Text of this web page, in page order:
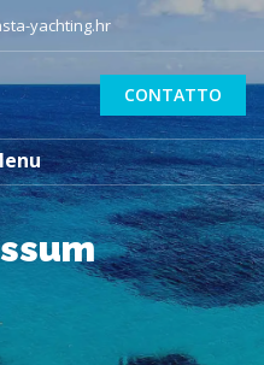
yachting.hr
CONTATTO